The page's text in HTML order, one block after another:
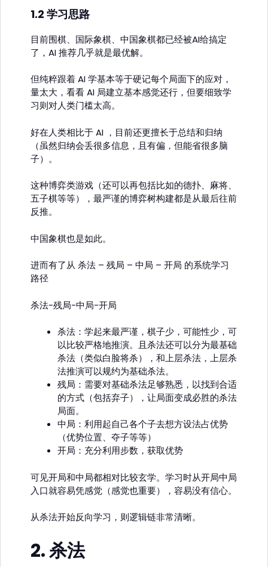
1.2 学习思路
目前围棋、国际象棋、中国象棋都已经被AI给搞定
了，AI 推荐几乎就是最优解。
但纯粹跟着 AI 学基本等于硬记每个局面下的应对，
量太大，看看 AI 局建立基本感觉还行，但要细致学
习则对人类门槛太高。
好在人类相比于 AI ，目前还更擅长于总结和归纳
（虽然归纳会丢很多信息，且有偏，但能省很多脑
子）。
这种博弈类游戏（还可以再包括比如的德扑、麻将、
五子棋等等），最严谨的博弈树构建都是从最后往前
反推。
中国象棋也是如此。
进而有了从 杀法 – 残局 – 中局 – 开局 的系统学习
路径
杀法-残局-中局-开局
杀法：学起来最严谨，棋子少，可能性少，可
以比较严格地推演。且杀法还可以分为最基础
杀法（类似白脸将杀），和上层杀法，上层杀
法推演可以规约为基础杀法。
残局：需要对基础杀法足够熟悉，以找到合适
的方式（包括弃子），让局面变成必胜的杀法
局面。
中局：利用起自己各个子去想方设法占优势
（优势位置、夺子等等）
开局：充分利用步数，获取优势
可见开局和中局都相对比较玄学。学习时从开局中局
入口就容易凭感觉（感觉也重要），容易没有信心。
从杀法开始反向学习，则逻辑链非常清晰。
2. 杀法